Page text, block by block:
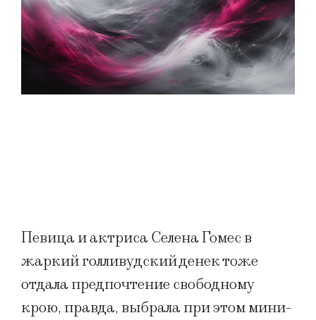
Певица и актриса Селена Гомес в
жаркий голливудский денек тоже
отдала предпочтение свободному
крою, правда, выбрала при этом мини-